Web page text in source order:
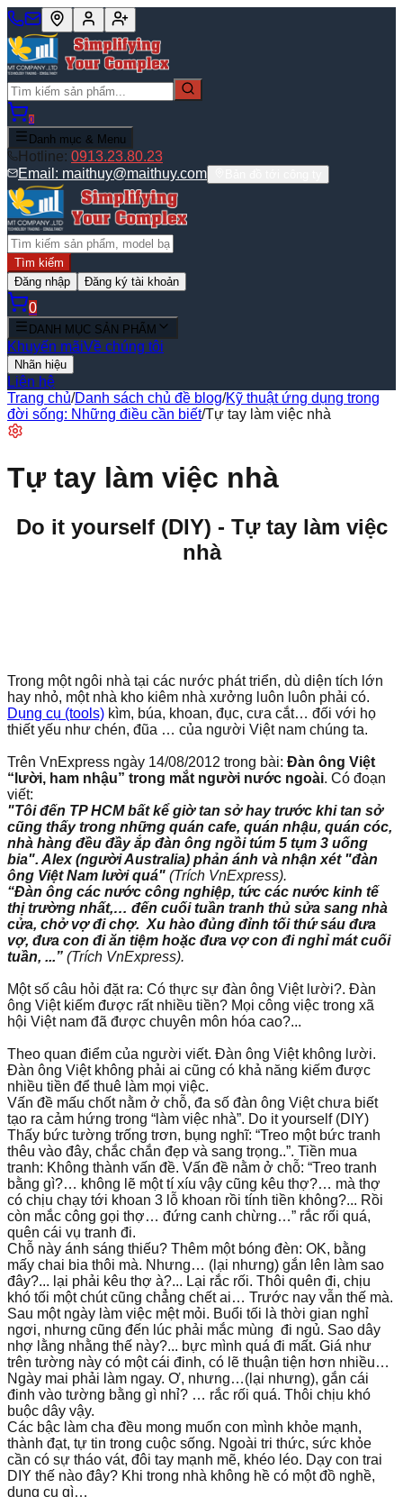
0
Danh mục & Menu
Hotline: 0913.23.80.23
Email: maithuy@maithuy.com
Tìm kiếm
Đăng nhập
Đăng ký tài khoản
0
DANH MỤC SẢN PHẨM
Khuyến mãiVề chúng tôi
Nhãn hiệu
Liên hệ
Trang chủ/Danh sách chủ đề blog/Kỹ thuật ứng dụng trong
đời sống: Những điều cần biết/Tự tay làm việc nhà
Tự tay làm việc nhà
Do it yourself (DIY) - Tự tay làm việc
nhà
Trong một ngôi nhà tại các nước phát triển, dù diện tích lớn
hay nhỏ, một nhà kho kiêm nhà xưởng luôn luôn phải có.
Dụng cụ (tools) kìm, búa, khoan, đục, cưa cắt… đối với họ
thiết yếu như chén, đũa … của người Việt nam chúng ta.
Trên VnExpress ngày 14/08/2012 trong bài: Đàn ông Việt
“lười, ham nhậu” trong mắt người nước ngoài. Có đoạn
viết:
"Tôi đến TP HCM bất kể giờ tan sở hay trước khi tan sở
cũng thấy trong những quán cafe, quán nhậu, quán cóc,
nhà hàng đều đầy ắp đàn ông ngồi túm 5 tụm 3 uống
bia". Alex (người Australia) phản ánh và nhận xét "đàn
ông Việt Nam lười quá" (Trích VnExpress).
“Đàn ông các nước công nghiệp, tức các nước kinh tế
thị trường nhất,… đến cuối tuần tranh thủ sửa sang nhà
cửa, chở vợ đi chợ. Xu hào đủng đỉnh tối thứ sáu đưa
vợ, đưa con đi ăn tiệm hoặc đưa vợ con đi nghỉ mát cuối
tuần, ...” (Trích VnExpress).
Một số câu hỏi đặt ra: Có thực sự đàn ông Việt lười?. Đàn
ông Việt kiếm được rất nhiều tiền? Mọi công việc trong xã
hội Việt nam đã được chuyên môn hóa cao?...
Theo quan điểm của người viết. Đàn ông Việt không lười.
Đàn ông Việt không phải ai cũng có khả năng kiếm được
nhiều tiền để thuê làm mọi việc.
Vấn đề mấu chốt nằm ở chỗ, đa số đàn ông Việt chưa biết
tạo ra cảm hứng trong “làm việc nhà”. Do it yourself (DIY)
Thấy bức tường trống trơn, bụng nghĩ: “Treo một bức tranh
thêu vào đây, chắc chắn đẹp và sang trọng..”. Tiền mua
tranh: Không thành vấn đề. Vấn đề nằm ở chỗ: “Treo tranh
bằng gì?… không lẽ một tí xíu vậy cũng kêu thợ?… mà thợ
có chịu chạy tới khoan 3 lỗ khoan rồi tính tiền không?... Rồi
còn mắc công gọi thợ… đứng canh chừng…” rắc rối quá,
quên cái vụ tranh đi.
Chỗ này ánh sáng thiếu? Thêm một bóng đèn: OK, bằng
mấy chai bia thôi mà. Nhưng… (lại nhưng) gắn lên làm sao
đây?... lại phải kêu thợ à?... Lại rắc rối. Thôi quên đi, chịu
khó tối một chút cũng chẳng chết ai… Trước nay vẫn thế mà.
Sau một ngày làm việc mệt mỏi. Buổi tối là thời gian nghỉ
ngơi, nhưng cũng đến lúc phải mắc mùng đi ngủ. Sao dây
nhợ lằng nhằng thế này?... bực mình quá đi mất. Giá như
trên tường này có một cái đinh, có lẽ thuận tiện hơn nhiều…
Ngày mai phải làm ngay. Ơ, nhưng…(lại nhưng), gắn cái
đinh vào tường bằng gì nhỉ? … rắc rối quá. Thôi chịu khó
buộc dây vậy.
Các bậc làm cha đều mong muốn con mình khỏe mạnh,
thành đạt, tự tin trong cuộc sống. Ngoài tri thức, sức khỏe
cần có sự tháo vát, đôi tay mạnh mẽ, khéo léo. Dạy con trai
DIY thế nào đây? Khi trong nhà không hề có một đồ nghề,
dụng cụ gì…